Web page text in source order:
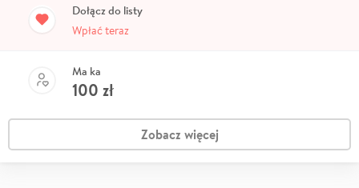
Dołącz do listy
Wpłać teraz
Ma ka
100 zł
Zobacz więcej